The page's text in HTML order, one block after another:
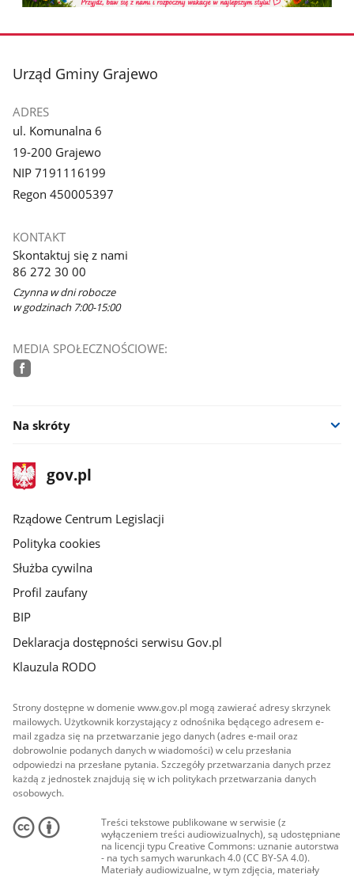
stopka
Urząd Gminy Grajewo
ADRES
ul. Komunalna 6
19-200 Grajewo
NIP 7191116199
Regon 450005397
KONTAKT
Skontaktuj się z nami
86 272 30 00
Czynna w dni robocze
w godzinach 7:00-15:00
MEDIA SPOŁECZNOŚCIOWE:
Na skróty
stopka
gov.plStrona
gov.pl
Rządowe Centrum Legislacji
Polityka cookies
Służba cywilna
Profil zaufany
BIP
Deklaracja dostępności serwisu Gov.pl
Klauzula RODO
Strony dostępne w domenie www.gov.pl mogą zawierać adresy skrzynek
mailowych. Użytkownik korzystający z odnośnika będącego adresem e-
mail zgadza się na przetwarzanie jego danych (adres e-mail oraz
dobrowolnie podanych danych w wiadomości) w celu przesłania
odpowiedzi na przesłane pytania. Szczegóły przetwarzania danych przez
każdą z jednostek znajdują się w ich politykach przetwarzania danych
osobowych.
Treści tekstowe publikowane w serwisie (z
wyłączeniem treści audiowizualnych), są udostępniane
na licencji typu Creative Commons: uznanie autorstwa
- na tych samych warunkach 4.0 (CC BY-SA 4.0).
Materiały audiowizualne, w tym zdjęcia, materiały